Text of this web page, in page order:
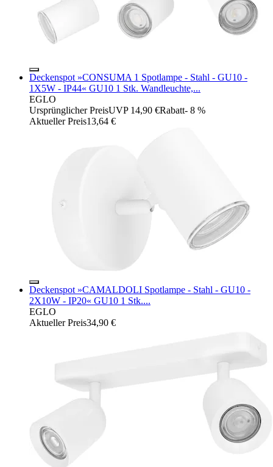
Deckenspot »CONSUMA 1 Spotlampe - Stahl - GU10 -
1X5W - IP44« GU10 1 Stk. Wandleuchte,...
EGLO
Ursprünglicher PreisUVP 14,90 €Rabatt- 8 %
Aktueller Preis13,64 €
Deckenspot »CAMALDOLI Spotlampe - Stahl - GU10 -
2X10W - IP20« GU10 1 Stk....
EGLO
Aktueller Preis34,90 €